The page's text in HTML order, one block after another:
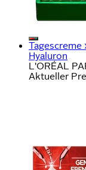
Tagescreme
Hyaluron
L'ORÉAL
Aktueller